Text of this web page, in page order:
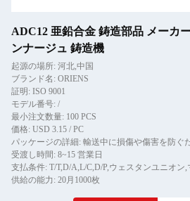
ADC12 亜鉛合金 鋳造部品 メーカ
ンナージュ 鋳造機
起源の場所: 河北,中国
ブランド名: ORIENS
証明: ISO 9001
モデル番号: /
最小注文数量: 100 PCS
価格: USD 3.15 / PC
受渡し時間: 8~15 営業日
支払条件: T/T,D/A,L/C,D/P,ウェスタンユニオン
供給の能力: 20月1000枚